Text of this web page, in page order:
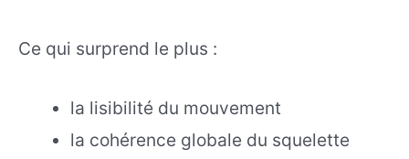
Ce qui surprend le plus :
la lisibilité du mouvement
la cohérence globale du squelette